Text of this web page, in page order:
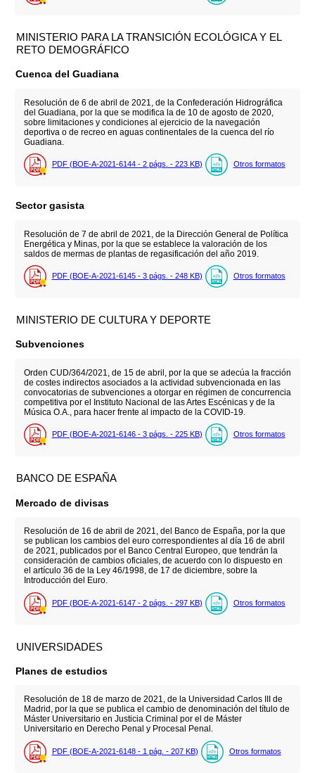
MINISTERIO PARA LA TRANSICIÓN ECOLÓGICA Y EL
RETO DEMOGRÁFICO
Cuenca del Guadiana
Resolución de 6 de abril de 2021, de la Confederación Hidrográfica
del Guadiana, por la que se modifica la de 10 de agosto de 2020,
sobre limitaciones y condiciones al ejercicio de la navegación
deportiva o de recreo en aguas continentales de la cuenca del río
Guadiana.
PDF (BOE-A-2021-6144 - 2 págs. - 223 KB) Otros formatos
Sector gasista
Resolución de 7 de abril de 2021, de la Dirección General de Política
Energética y Minas, por la que se establece la valoración de los
saldos de mermas de plantas de regasificación del año 2019.
PDF (BOE-A-2021-6145 - 3 págs. - 248 KB) Otros formatos
MINISTERIO DE CULTURA Y DEPORTE
Subvenciones
Orden CUD/364/2021, de 15 de abril, por la que se adecúa la fracción
de costes indirectos asociados a la actividad subvencionada en las
convocatorias de subvenciones a otorgar en régimen de concurrencia
competitiva por el Instituto Nacional de las Artes Escénicas y de la
Música O.A., para hacer frente al impacto de la COVID-19.
PDF (BOE-A-2021-6146 - 3 págs. - 225 KB) Otros formatos
BANCO DE ESPAÑA
Mercado de divisas
Resolución de 16 de abril de 2021, del Banco de España, por la que
se publican los cambios del euro correspondientes al día 16 de abril
de 2021, publicados por el Banco Central Europeo, que tendrán la
consideración de cambios oficiales, de acuerdo con lo dispuesto en
el artículo 36 de la Ley 46/1998, de 17 de diciembre, sobre la
Introducción del Euro.
PDF (BOE-A-2021-6147 - 2 págs. - 297 KB) Otros formatos
UNIVERSIDADES
Planes de estudios
Resolución de 18 de marzo de 2021, de la Universidad Carlos III de
Madrid, por la que se publica el cambio de denominación del título de
Máster Universitario en Justicia Criminal por el de Máster
Universitario en Derecho Penal y Procesal Penal.
PDF (BOE-A-2021-6148 - 1 pág. - 207 KB) Otros formatos